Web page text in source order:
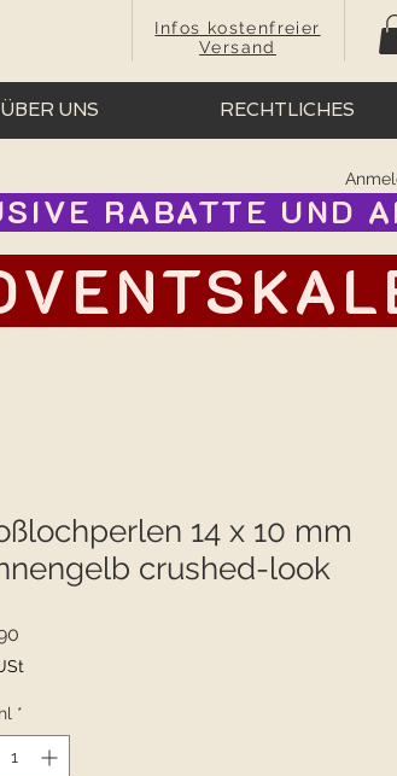
Infos kostenfreier
Versand
ÜBER UNS RECHTLICHES
RABATTE
14 x 10 mm
crushed-look
*